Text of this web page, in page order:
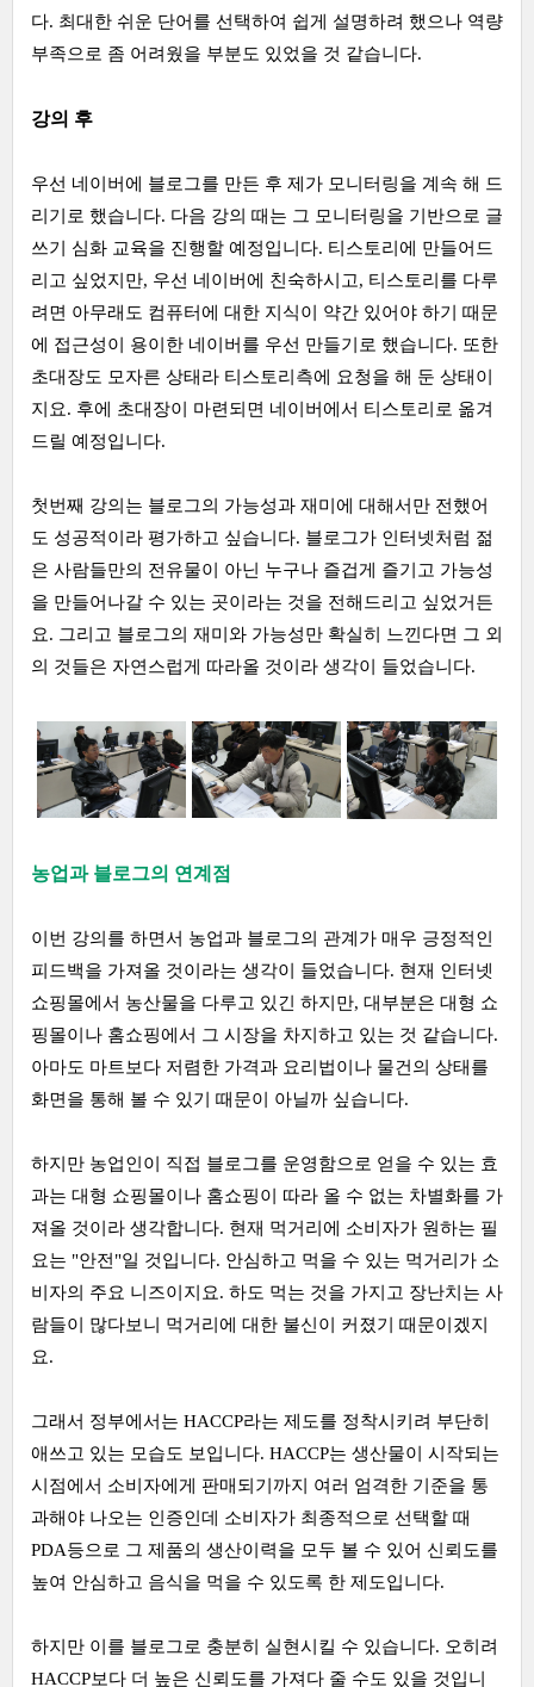
다. 최대한 쉬운 단어를 선택하여 쉽게 설명하려 했으나 역량
부족으로 좀 어려웠을 부분도 있었을 것 같습니다.
강의 후
우선 네이버에 블로그를 만든 후 제가 모니터링을 계속 해 드
리기로 했습니다. 다음 강의 때는 그 모니터링을 기반으로 글
쓰기 심화 교육을 진행할 예정입니다. 티스토리에 만들어드
리고 싶었지만, 우선 네이버에 친숙하시고, 티스토리를 다루
려면 아무래도 컴퓨터에 대한 지식이 약간 있어야 하기 때문
에 접근성이 용이한 네이버를 우선 만들기로 했습니다. 또한
초대장도 모자른 상태라 티스토리측에 요청을 해 둔 상태이
지요. 후에 초대장이 마련되면 네이버에서 티스토리로 옮겨
드릴 예정입니다.
첫번째 강의는 블로그의 가능성과 재미에 대해서만 전했어
도 성공적이라 평가하고 싶습니다. 블로그가 인터넷처럼 젊
은 사람들만의 전유물이 아닌 누구나 즐겁게 즐기고 가능성
을 만들어나갈 수 있는 곳이라는 것을 전해드리고 싶었거든
요. 그리고 블로그의 재미와 가능성만 확실히 느낀다면 그 외
의 것들은 자연스럽게 따라올 것이라 생각이 들었습니다.
농업과 블로그의 연계점
이번 강의를 하면서 농업과 블로그의 관계가 매우 긍정적인
피드백을 가져올 것이라는 생각이 들었습니다. 현재 인터넷
쇼핑몰에서 농산물을 다루고 있긴 하지만, 대부분은 대형 쇼
핑몰이나 홈쇼핑에서 그 시장을 차지하고 있는 것 같습니다.
아마도 마트보다 저렴한 가격과 요리법이나 물건의 상태를
화면을 통해 볼 수 있기 때문이 아닐까 싶습니다.
하지만 농업인이 직접 블로그를 운영함으로 얻을 수 있는 효
과는 대형 쇼핑몰이나 홈쇼핑이 따라 올 수 없는 차별화를 가
져올 것이라 생각합니다. 현재 먹거리에 소비자가 원하는 필
요는 "안전"일 것입니다. 안심하고 먹을 수 있는 먹거리가 소
비자의 주요 니즈이지요. 하도 먹는 것을 가지고 장난치는 사
람들이 많다보니 먹거리에 대한 불신이 커졌기 때문이겠지
요.
그래서 정부에서는 HACCP라는 제도를 정착시키려 부단히
애쓰고 있는 모습도 보입니다. HACCP는 생산물이 시작되는
시점에서 소비자에게 판매되기까지 여러 엄격한 기준을 통
과해야 나오는 인증인데 소비자가 최종적으로 선택할 때
PDA등으로 그 제품의 생산이력을 모두 볼 수 있어 신뢰도를
높여 안심하고 음식을 먹을 수 있도록 한 제도입니다.
하지만 이를 블로그로 충분히 실현시킬 수 있습니다. 오히려
HACCP보다 더 높은 신뢰도를 가져다 줄 수도 있을 것입니